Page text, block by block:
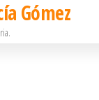
Gómez